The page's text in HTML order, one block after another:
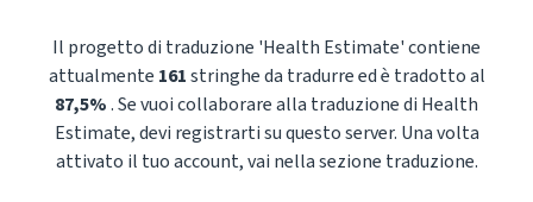
Il progetto di traduzione 'Health Estimate' contiene
attualmente 161stringhe da tradurre ed è tradotto al
87,5%. Se vuoi collaborare alla traduzione di Health
Estimate, devi registrarti su questo server. Una volta
attivato il tuo account, vai nella sezione traduzione.